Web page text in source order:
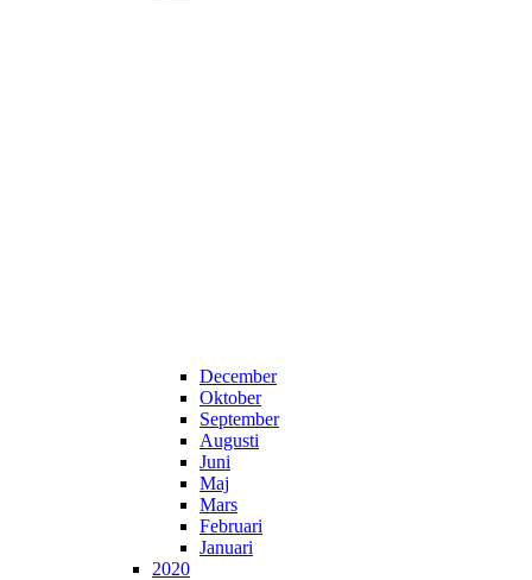
December
Oktober
September
Augusti
Juni
Maj
Mars
Februari
Januari
2020